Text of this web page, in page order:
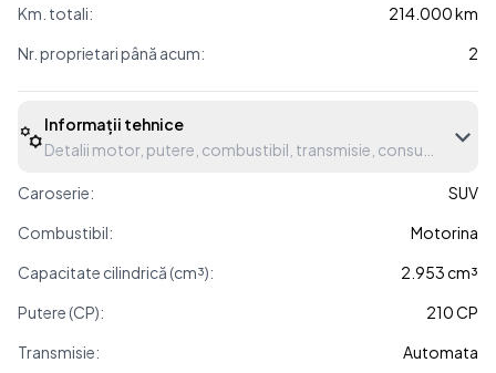
Km. totali:
214.000 km
Nr. proprietari până acum:
2
Informații tehnice
Detalii motor, putere, combustibil, transmisie, consum etc.
Caroserie:
SUV
Combustibil:
Motorina
Capacitate cilindrică (cm³):
2.953 cm³
Putere (CP):
210 CP
Transmisie:
Automata